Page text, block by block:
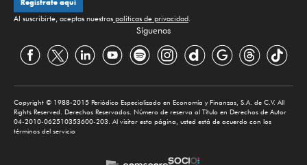
Regístrate aquí
Al suscribirte, aceptas nuestras políticas de privacidad.
Síguenos
Copyright © 1988-2015 Periódico Especializado en Economía y Finanzas, S.A. de C.V. All
Rights Reserved. Derechos Reservados. Número de reserva al Título en Derechos de Autor
04-2010-062510353600-203. Al visitar esta página, usted está de acuerdo con los
términos del servicio